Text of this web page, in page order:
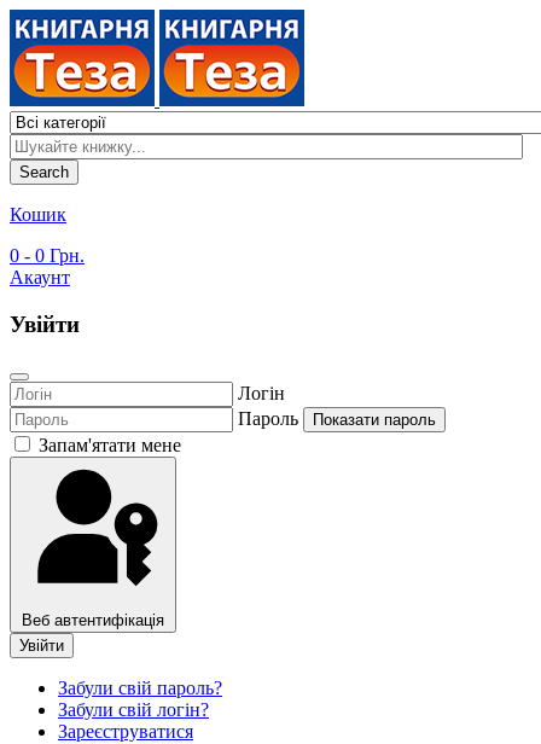
Search
Кошик
0 - 0 Грн.
Акаунт
Увійти
Логін
Пароль
Показати пароль
Запам'ятати мене
Веб автентифікація
Увійти
Забули свій пароль?
Забули свій логін?
Зареєструватися